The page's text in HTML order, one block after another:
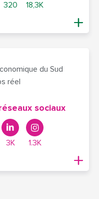
320 18,3K
du Sud
réel
sociaux
3K 1.3K